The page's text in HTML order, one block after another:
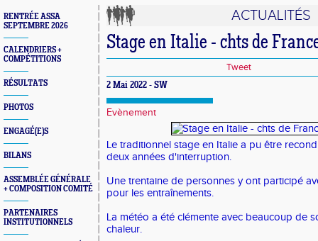
RENTRÉE ASSA
SEPTEMBRE 2026
CALENDRIERS +
COMPÉTITIONS
RÉSULTATS
PHOTOS
ENGAGÉ(E)S
BILANS
ASSEMBLÉE GÉNÉRALE
+ COMPOSITION COMITÉ
PARTENAIRES
INSTITUTIONNELS
ACTUALITÉS
Stage en Italie - chts de
Tweet
2 Mai 2022 - SW
Evènement
Le traditionnel stage en Italie a pu être
deux années d'interruption.
Une trentaine de personnes y ont participé
pour les entraînements.
La météo a été clémente avec beaucoup de
chaleur.